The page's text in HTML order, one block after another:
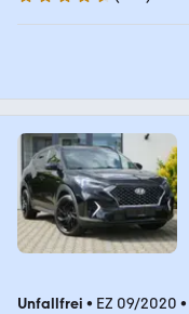
4.6 Sterne
Unfallfrei • EZ 09/2020 •